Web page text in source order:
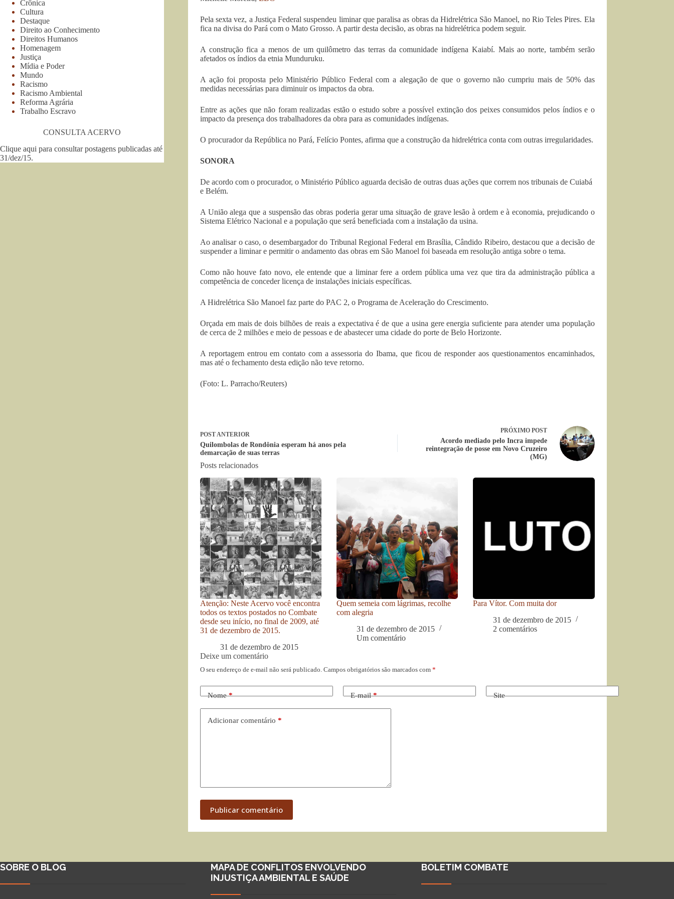
Pela sexta vez, a Justiça Federal suspendeu liminar que paralisa as obras da Hidrelétrica São Manoel, no Rio Teles Pires. Ela
fica na divisa do Pará com o Mato Grosso. A partir desta decisão, as obras na hidrelétrica podem seguir.
A construção fica a menos de um quilômetro das terras da comunidade indígena Kaiabí. Mais ao norte, também serão
afetados os índios da etnia Munduruku.
A ação foi proposta pelo Ministério Público Federal com a alegação de que o governo não cumpriu mais de 50% das
medidas necessárias para diminuir os impactos da obra.
Entre as ações que não foram realizadas estão o estudo sobre a possível extinção dos peixes consumidos pelos índios e o
impacto da presença dos trabalhadores da obra para as comunidades indígenas.
O procurador da República no Pará, Felício Pontes, afirma que a construção da hidrelétrica conta com outras irregularidades.
SONORA
De acordo com o procurador, o Ministério Público aguarda decisão de outras duas ações que correm nos tribunais de Cuiabá
e Belém.
A União alega que a suspensão das obras poderia gerar uma situação de grave lesão à ordem e à economia, prejudicando o
Sistema Elétrico Nacional e a população que será beneficiada com a instalação da usina.
Ao analisar o caso, o desembargador do Tribunal Regional Federal em Brasília, Cândido Ribeiro, destacou que a decisão de
suspender a liminar e permitir o andamento das obras em São Manoel foi baseada em resolução antiga sobre o tema.
Como não houve fato novo, ele entende que a liminar fere a ordem pública uma vez que tira da administração pública a
competência de conceder licença de instalações iniciais específicas.
A Hidrelétrica São Manoel faz parte do PAC 2, o Programa de Aceleração do Crescimento.
Orçada em mais de dois bilhões de reais a expectativa é de que a usina gere energia suficiente para atender uma população
de cerca de 2 milhões e meio de pessoas e de abastecer uma cidade do porte de Belo Horizonte.
A reportagem entrou em contato com a assessoria do Ibama, que ficou de responder aos questionamentos encaminhados,
mas até o fechamento desta edição não teve retorno.
(Foto: L. Parracho/Reuters)
POSTANTERIOR
Quilombolas de Rondônia esperam há anos pela
demarcação de suas terras
PRÓXIMO POST
Acordo mediado pelo Incra impede
reintegração de posse em Novo Cruzeiro
(MG)
Posts relacionados
Atenção: Neste Acervo você encontra
todos os textos postados no Combate
desde seu início, no final de 2009, até
31 de dezembro de 2015.
31 de dezembro de 2015
Quem semeia com lágrimas, recolhe
com alegria
31 de dezembro de 2015
Um comentário
Para Vítor. Com muita dor
31 de dezembro de 2015
2 comentários
Deixe um comentário
O seu endereço de e-mail não será publicado. Campos obrigatórios são marcados com *
Nome* E-mail* Site
Adicionar comentário *
Publicar comentário
Crônica
Cultura
Destaque
Direito ao Conhecimento
Direitos Humanos
Homenagem
Justiça
Mídia e Poder
Mundo
Racismo
Racismo Ambiental
Reforma Agrária
Trabalho Escravo
CONSULTA ACERVO
Clique aqui para consultar postagens publicadas até
31/dez/15.
SOBRE O BLOG
MAPA DE CONFLITOS ENVOLVENDO
INJUSTIÇA AMBIENTAL E SAÚDE
BOLETIM COMBATE